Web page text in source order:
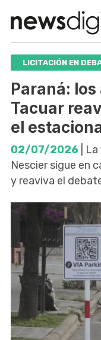
LICITACIÓN EN
Paraná:
Tacuar
el
02/07/2026 |
Nescier sigue en
y reaviva el